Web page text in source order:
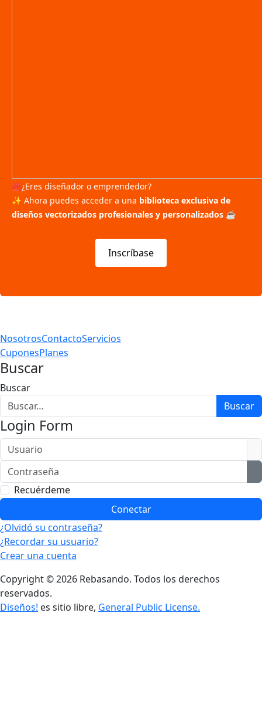
♨️¿Eres diseñador o emprendedor?
✨ Ahora puedes acceder a una biblioteca exclusiva de
diseños vectorizados profesionales y personalizados ☕
Inscríbase
NosotrosContactoServicios
CuponesPlanes
Buscar
Buscar
Buscar
Login Form
Usuario
Contraseña
Recuérdeme
Conectar
¿Olvidó su contraseña?
¿Recordar su usuario?
Crear una cuenta
Copyright © 2026 Rebasando. Todos los derechos
reservados.
Diseños! es sitio libre, General Public License.